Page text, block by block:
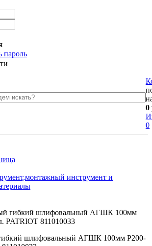
пароль
0
0
инструмент и
гибкий шлифовальный АГШК 100мм
PATRIOT 811010033